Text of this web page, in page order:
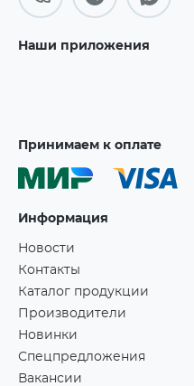
Наши приложения
Принимаем к оплате
Информация
Новости
Контакты
Каталог продукции
Производители
Новинки
Спецпредложения
Вакансии